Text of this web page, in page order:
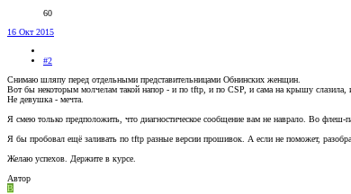
60
16 Окт 2015
#2
Снимаю шляпу перед отдельными представительницами Обнинских женщин.
Вот бы некоторым молчелам такой напор - и по tftp, и по CSP, и сама на крышу слазила, и
Не девушка - мечта.
Я смею только предположить, что диагностическое сообщение вам не наврало. Во
Я бы пробовал ещё заливать по tftp разные версии прошивок. А если не поможет,
Желаю успехов. Держите в курсе.
Автор
B